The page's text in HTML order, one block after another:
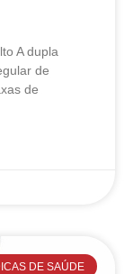
A dupla
de
de
DE SAÚDE